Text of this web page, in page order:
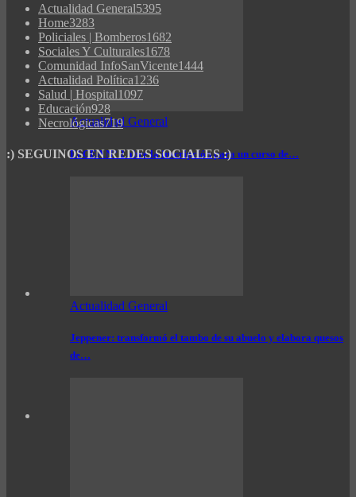
Actualidad General
El CEA N° 2 abre la inscripción para un curso de…
Actualidad General
Jeppener: transformó el tambo de su abuelo y elabora quesos
de…
Actualidad General5395
Home3283
Policiales | Bomberos1682
Sociales Y Culturales1678
Comunidad InfoSanVicente1444
Actualidad Política1236
Salud | Hospital1097
Educación928
Necrológicas719
:) SEGUINOS EN REDES SOCIALES :)